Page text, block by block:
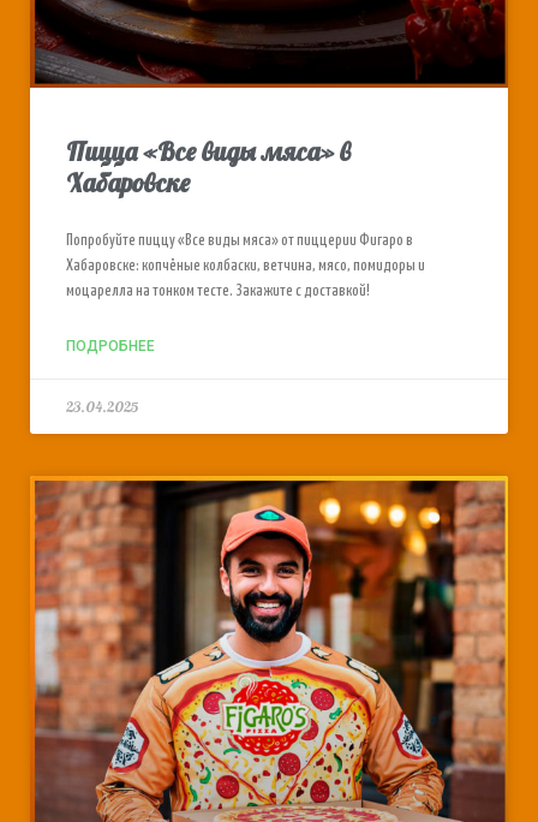
Пицца «Все виды мяса» в
Хабаровске
Попробуйте пиццу «Все виды мяса» от пиццерии Фигаро в
Хабаровске: копчёные колбаски, ветчина, мясо, помидоры и
моцарелла на тонком тесте. Закажите с доставкой!
ПОДРОБНЕЕ
23.04.2025